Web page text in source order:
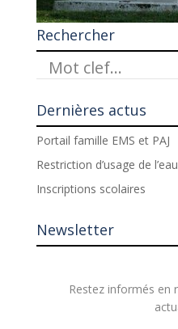
Rechercher
Dernières actus
Portail famille EMS et PAJ
Restriction d’usage de l’eau
Inscriptions scolaires
Newsletter
Restez informés en